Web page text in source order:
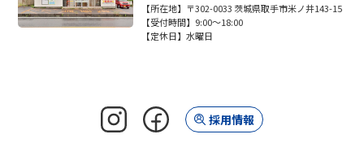
【所在地】〒302-0033 茨城県取手市米ノ井143-15
【受付時間】9:00～18:00
【定休日】水曜日
採用情報